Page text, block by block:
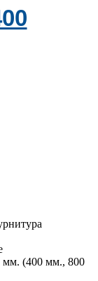
мм. (400 мм., 800